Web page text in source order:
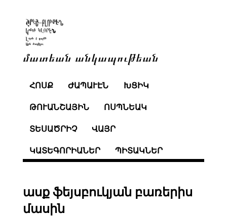
մատեան անկապութեան
ՀՈՍՔ ԺԱՊԱՒԷՆ ԽՑԻԿ
ԹՈՒԱՆՇԱՅԻՆ ՈՍՊՆԵԱԿ
ՏԵՍԱԾՐԻՉ ՎԱՅՐ
ԿԱՏԵԳՈՐԻԱՆԵՐ ՊԻՏԱԿՆԵՐ
ասք ֆեյսբուկյան բառերիս
մասին